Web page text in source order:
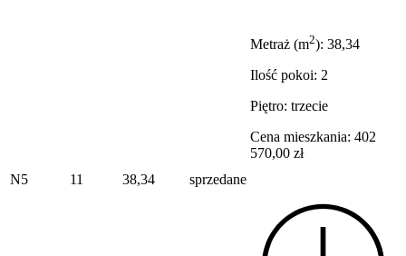
N5 11 38,34 sprzedane
Metraż (m2): 38,34
Ilość pokoi: 2
Piętro: trzecie
Cena mieszkania: 402
570,00 zł